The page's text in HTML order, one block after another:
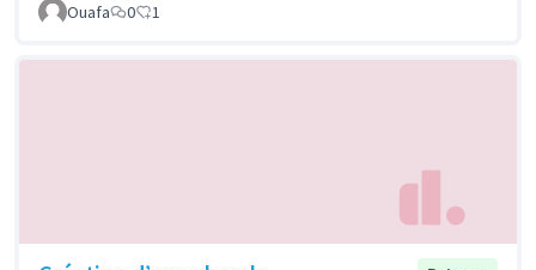
Ouafa 0 1